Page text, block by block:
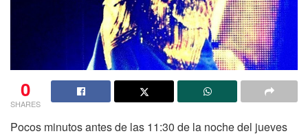
0
SHARES
Pocos minutos antes de las 11:30 de la noche del jueves